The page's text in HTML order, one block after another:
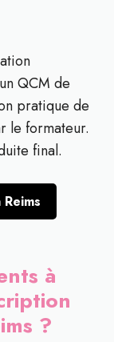
QCM de
pratique de
le formateur.
final.
à
?